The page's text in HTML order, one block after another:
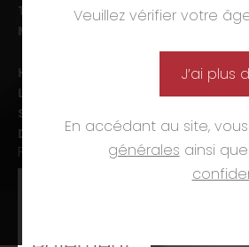
Veuillez vérifier votre
J’ai plus
En accédant au site,
générales ainsi
Tél. :
03 89 46 50 35
Mail :
Horaires d’ouverture :
Lun-ven. :
09h00-12h00 et 14h00-
Sam. :
Dim. et jours fériés :fermé
PAIEMENTS